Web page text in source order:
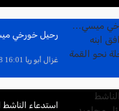
رحيل خورخي
غزال أبو ريا 16:01 08/08
استدعاء